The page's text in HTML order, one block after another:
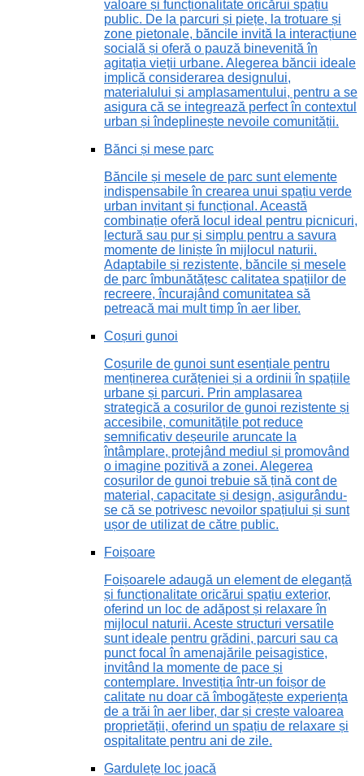
valoare și funcționalitate oricărui spațiu
public. De la parcuri și piețe, la trotuare și
zone pietonale, băncile invită la interacțiune
socială și oferă o pauză binevenită în
agitația vieții urbane. Alegerea băncii ideale
implică considerarea designului,
materialului și amplasamentului, pentru a se
asigura că se integrează perfect în contextul
urban și îndeplinește nevoile comunității.
Bănci și mese parc
Băncile și mesele de parc sunt elemente
indispensabile în crearea unui spațiu verde
urban invitant și funcțional. Această
combinație oferă locul ideal pentru picnicuri,
lectură sau pur și simplu pentru a savura
momente de liniște în mijlocul naturii.
Adaptabile și rezistente, băncile și mesele
de parc îmbunătățesc calitatea spațiilor de
recreere, încurajând comunitatea să
petreacă mai mult timp în aer liber.
Coșuri gunoi
Coșurile de gunoi sunt esențiale pentru
menținerea curățeniei și a ordinii în spațiile
urbane și parcuri. Prin amplasarea
strategică a coșurilor de gunoi rezistente și
accesibile, comunitățile pot reduce
semnificativ deșeurile aruncate la
întâmplare, protejând mediul și promovând
o imagine pozitivă a zonei. Alegerea
coșurilor de gunoi trebuie să țină cont de
material, capacitate și design, asigurându-
se că se potrivesc nevoilor spațiului și sunt
ușor de utilizat de către public.
Foișoare
Foișoarele adaugă un element de eleganță
și funcționalitate oricărui spațiu exterior,
oferind un loc de adăpost și relaxare în
mijlocul naturii. Aceste structuri versatile
sunt ideale pentru grădini, parcuri sau ca
punct focal în amenajările peisagistice,
invitând la momente de pace și
contemplare. Investiția într-un foișor de
calitate nu doar că îmbogățește experiența
de a trăi în aer liber, dar și crește valoarea
proprietății, oferind un spațiu de relaxare și
ospitalitate pentru ani de zile.
Gardulețe loc joacă